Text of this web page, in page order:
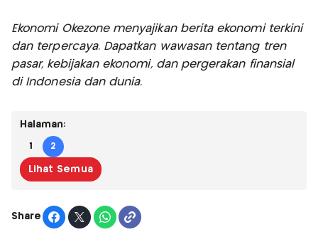
Ekonomi Okezone menyajikan berita ekonomi terkini
dan terpercaya. Dapatkan wawasan tentang tren
pasar, kebijakan ekonomi, dan pergerakan finansial
di Indonesia dan dunia.
Halaman:
1 2
Lihat Semua
Share